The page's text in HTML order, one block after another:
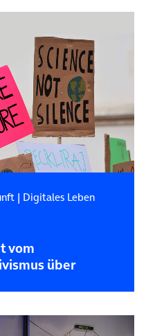
| Digitales Leben
vom
über